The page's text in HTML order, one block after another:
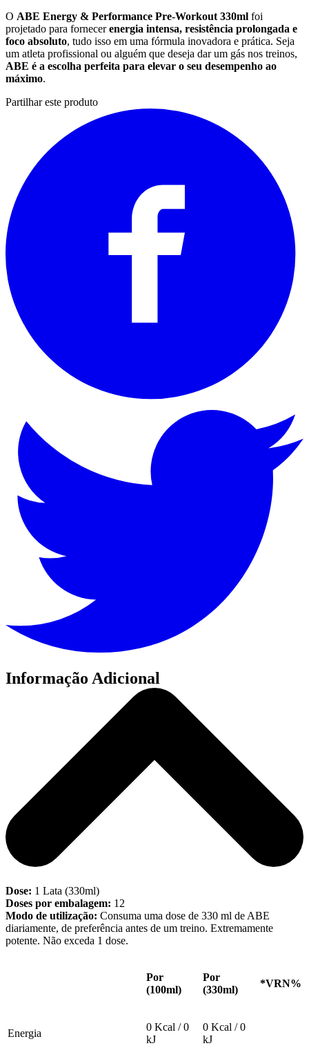
O ABE Energy & Performance Pre-Workout 330ml foi
projetado para fornecerenergia intensa, resistência prolongada e
foco absoluto, tudo isso em uma fórmula inovadora e prática. Seja
um atleta profissional ou alguém que deseja dar um gás nos treinos,
ABE é a escolha perfeita para elevar o seu desempenho ao
máximo.
Partilhar este produto
Informação Adicional
Dose: 1 Lata (330ml)
Doses por embalagem: 12
Modo de utilização: Consuma uma dose de 330 ml de ABE
diariamente, de preferência antes de um treino. Extremamente
potente. Não exceda 1 dose.
Por
(100ml)
Por
(330ml)
*VRN%
Energia
0 Kcal / 0
kJ
0 Kcal / 0
kJ